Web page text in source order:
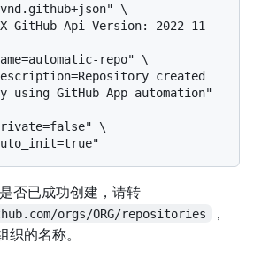
\
using GitHub App automation"
否已成功创建，请转
orgs/ORG/repositories
，
织的名称。